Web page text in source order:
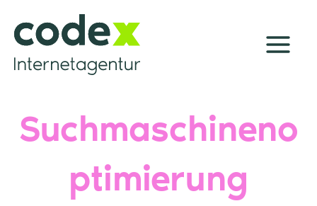
Inhalt
springen
Suchmaschineno
ptimierung